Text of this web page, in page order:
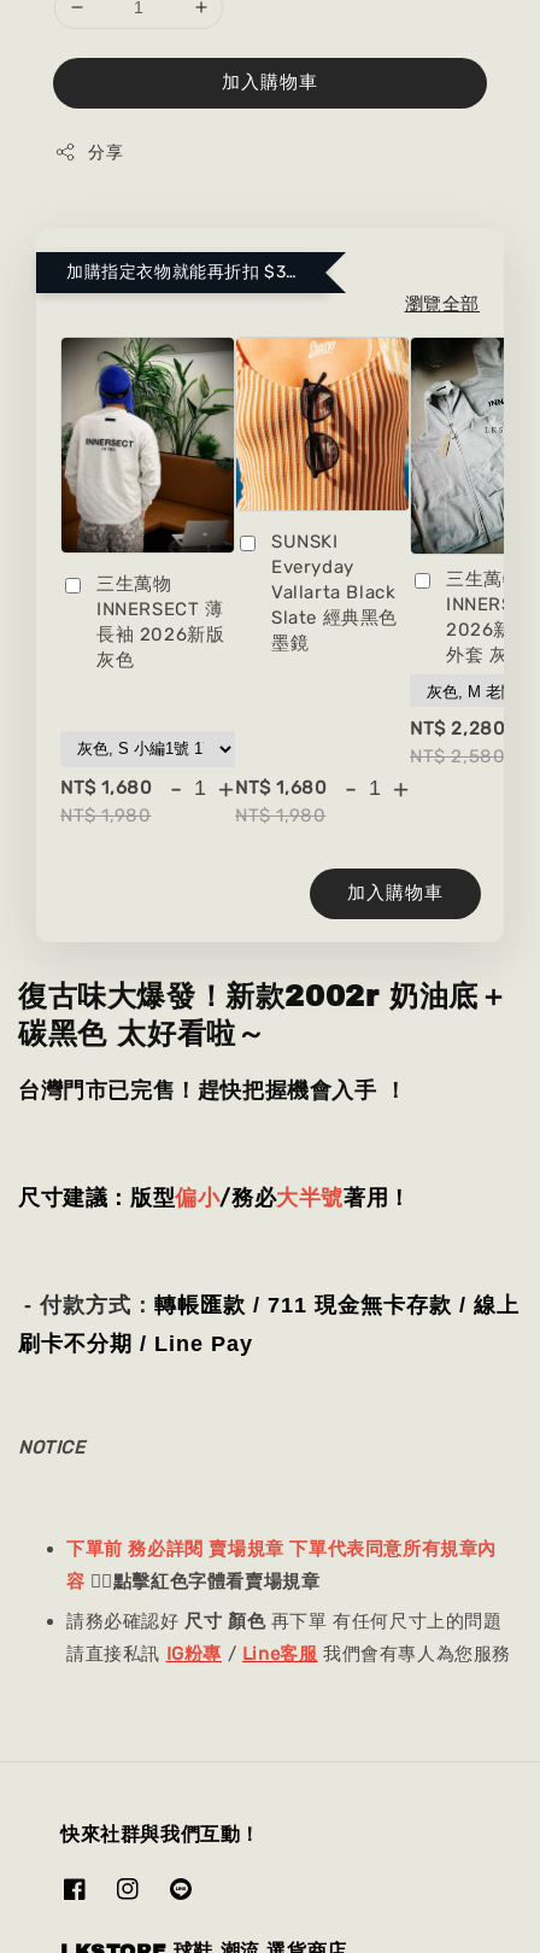
加入購物車
分享
加購指定衣物就能再折扣 $300 ！點這裡看更多～
瀏覽全部
三生萬物
INNERSECT 薄
長袖 2026新版
灰色
NT$ 1,680
NT$ 1,980
- +
SUNSKI
Everyday
Vallarta Black
Slate 經典黑色
墨鏡
NT$ 1,680
NT$ 1,980
- +
三生萬物
2026新版
外套 灰色
NT$ 2,280
NT$ 2,580
加入購物車
復古味大爆發！新款2002r 奶油底＋
碳黑色 太好看啦～
台灣門市已完售！趕快把握機會入手 ！
尺寸建議：版型偏小/務必大半號著用 ！
- 付款方式： 轉帳匯款 / 711 現金無卡存款 / 線上
刷卡不分期 / Line Pay
NOTICE
下單前 務必詳閱 賣場規章 下單代表同意所有規章內
容 👈🏻點擊紅色字體看賣場規章
請務必確認好 尺寸 顏色再下單 有任何尺寸上的問題
請直接私訊
IG粉專 / Line客服 我們會有專人為您服務
快來社群與我們互動！